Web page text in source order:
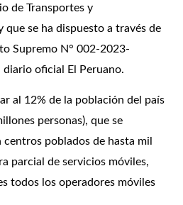
de Transportes y
que se ha dispuesto a través de
Supremo N° 002-2023-
oficial El Peruano.
al 12% de la población del país
personas), que se
poblados de hasta mil
parcial de servicios móviles,
todos los operadores móviles